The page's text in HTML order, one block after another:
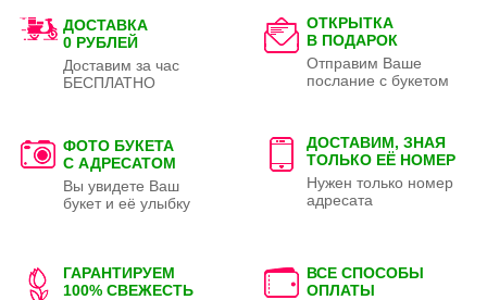
ДОСТАВКА
0 РУБЛЕЙ
Доставим за час
БЕСПЛАТНО
ОТКРЫТКА
В ПОДАРОК
Отправим Ваше
послание с букетом
ФОТО БУКЕТА
С АДРЕСАТОМ
Вы увидете Ваш
букет и её улыбку
ДОСТАВИМ, ЗНАЯ
ТОЛЬКО ЕЁ НОМЕР
Нужен только номер
адресата
ГАРАНТИРУЕМ
100% СВЕЖЕСТЬ
ВСЕ СПОСОБЫ
ОПЛАТЫ